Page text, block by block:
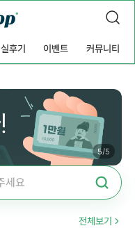
실후기 이벤트 커뮤니티
5/5
전체보기